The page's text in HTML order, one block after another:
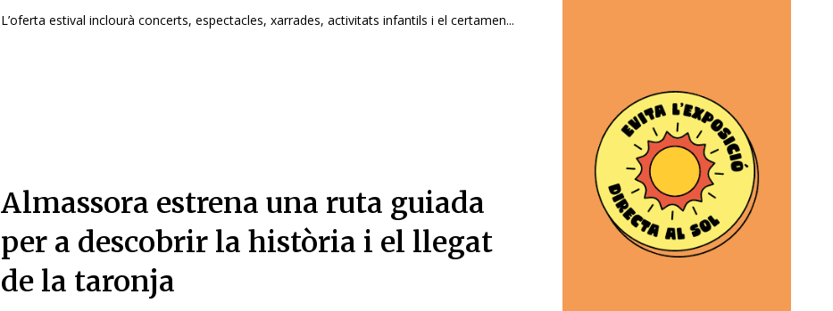
L’oferta estival inclourà concerts, espectacles, xarrades, activitats infantils i el certamen...
Almassora estrena una ruta guiada
per a descobrir la història i el llegat
de la taronja